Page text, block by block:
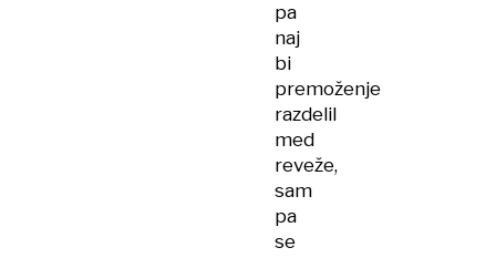
pa
naj
bi
premoženje
razdelil
med
reveže,
sam
pa
se